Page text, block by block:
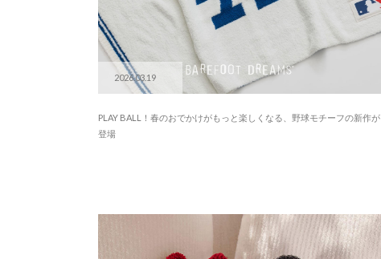
2026.03.19
PLAY BALL！春のおでかけがもっと楽しくなる、野球モチーフの新作が
登場